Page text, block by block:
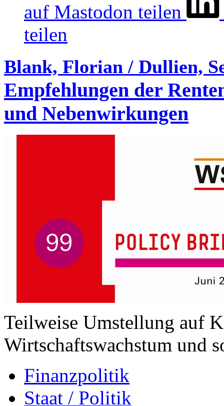
auf Mastodon teilen
teilen
Blank, Florian / Dullien,
Empfehlungen der
und Nebenwirkungen
Teilweise Umstellung auf
Wirtschaftswachstum und
Finanzpolitik
Staat / Politik